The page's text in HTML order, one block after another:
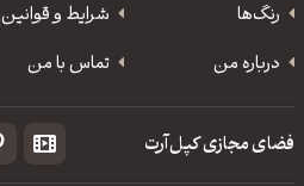
رنگ‌ها
شرایط و قوانین
درباره من
تماس با من
فضای مجازی کپل‌آرت